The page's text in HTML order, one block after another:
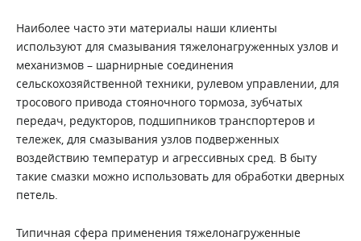
Наиболее часто эти материалы наши клиенты
используют для смазывания тяжелонагруженных узлов и
механизмов – шарнирные соединения
сельскохозяйственной техники, рулевом управлении, для
тросового привода стояночного тормоза, зубчатых
передач, редукторов, подшипников транспортеров и
тележек, для смазывания узлов подверженных
воздействию температур и агрессивных сред. В быту
такие смазки можно использовать для обработки дверных
петель.
Типичная сфера применения тяжелонагруженные